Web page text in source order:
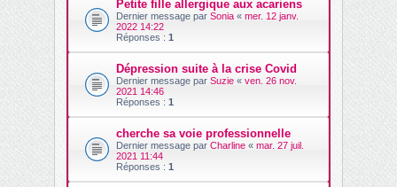
Petite fille allergique aux acariens
Dernier message par Sonia « mer. 12 janv.
2022 14:22
Réponses : 1
Dépression suite à la crise Covid
Dernier message par Suzie « ven. 26 nov.
2021 14:46
Réponses : 1
cherche sa voie professionnelle
Dernier message par Charline « mar. 27 juil.
2021 11:44
Réponses : 1